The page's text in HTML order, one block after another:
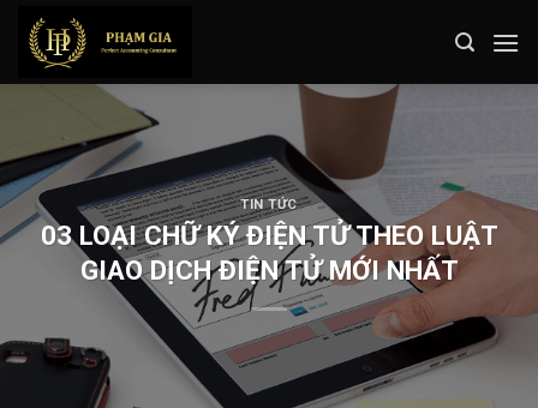
content
TIN TỨC
03 LOẠI CHỮ KÝ ĐIỆN TỬ THEO LUẬT
GIAO DỊCH ĐIỆN TỬ MỚI NHẤT